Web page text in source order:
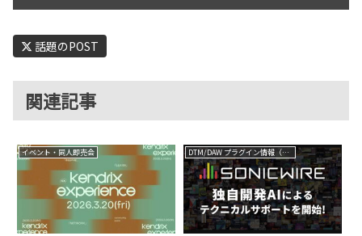
話題のPOST
関連記事
イベント・同人即売会 DTM/DAW プラグイン情報（VST AU AAX）